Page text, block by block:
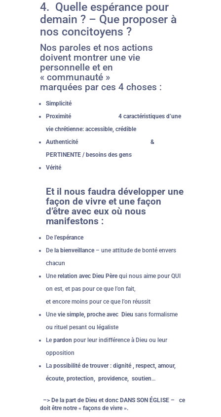
4. Quelle espérance pour
demain ? – Que proposer à
nos concitoyens ?
Nos paroles et nos actions
doivent montrer une vie
personnelle et en
« communauté »
marquées par ces 4 choses :
Simplicité
Proximité 4 caractéristiques d’une
vie chrétienne: accessible, crédible
Authenticité &
PERTINENTE / besoins des gens
Vérité
Et il nous faudra développer une
façon de vivre et une façon
d’être avec eux où nous
manifestons :
De l’espérance
De la bienveillance– une attitude de bonté envers
chacun
Une relation avec Dieu Pèrequi nous aime pour QUI
on est, et pas pour ce que l’on fait,
et encore moins pour ce que l’on réussit
Une vie simple, proche avec Dieu sans formalisme
ou rituel pesant ou légaliste
Le pardon pour leur indifférence à Dieu ou leur
opposition
La possibilité de trouver : dignité , respect, amour,
écoute, protection, providence, soutien…
–> De la part de Dieu et donc DANS SON ÉGLISE – ce
doit être notre « façons de vivre ».